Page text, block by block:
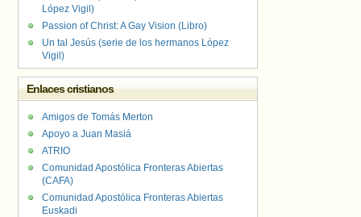
López Vigil)
Passion of Christ: A Gay Vision (Libro)
Un tal Jesús (serie de los hermanos López
Vigil)
Enlaces cristianos
Amigos de Tomás Merton
Apoyo a Juan Masiá
ATRIO
Comunidad Apostólica Fronteras Abiertas
(CAFA)
Comunidad Apostólica Fronteras Abiertas
Euskadi